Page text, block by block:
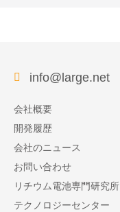
info@large.net
会社概要
開発履歴
会社のニュース
お問い合わせ
リチウム電池専門研究所
テクノロジーセンター